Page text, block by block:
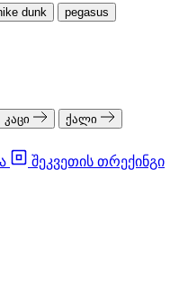
dunk
pegasus
კაცი
ქალი
შეკვეთის თრექინგი